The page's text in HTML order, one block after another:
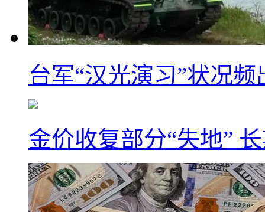
台军“汉光演习”状况
金价收复部分“失地”